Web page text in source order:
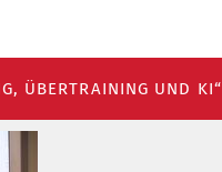
ÜBERTRAINING UND KI“